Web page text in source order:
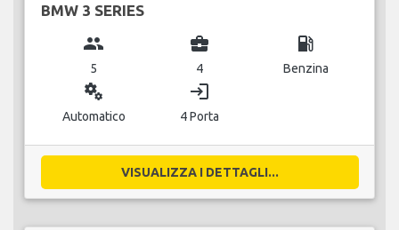
BMW 3 SERIES
group
5
business_center
4
local_gas_station
Benzina
miscellaneous_services
Automatico
login
4 Porta
VISUALIZZA I DETTAGLI...